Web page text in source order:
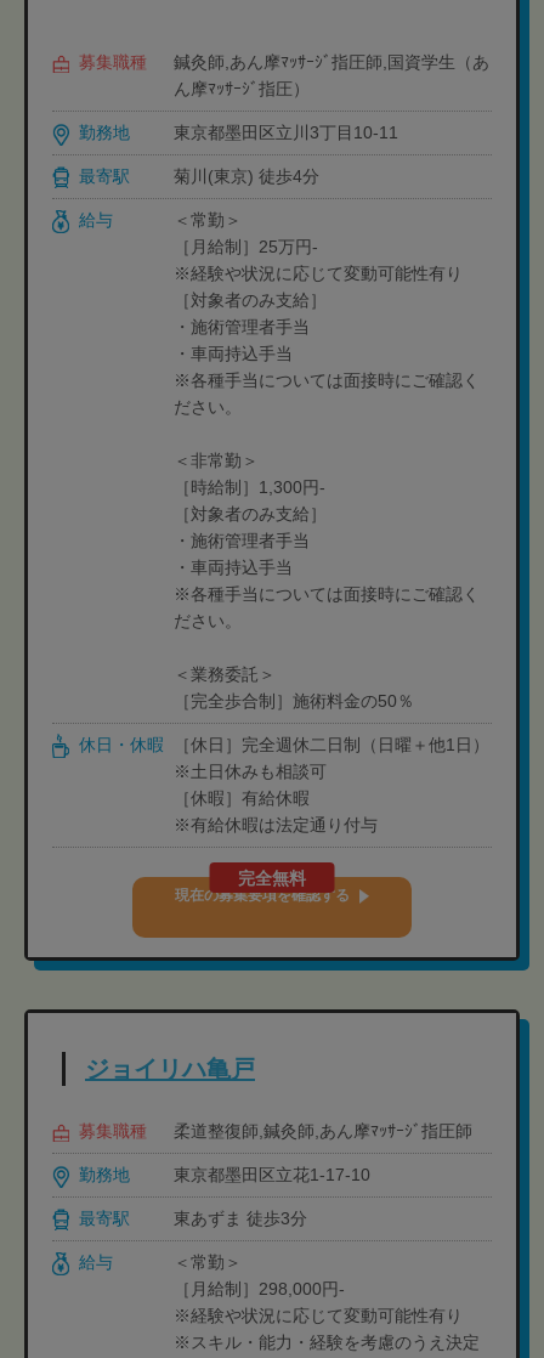
募集職種
鍼灸師,あん摩ﾏｯｻｰｼﾞ指圧師,国資学生（あ
ん摩ﾏｯｻｰｼﾞ指圧）
勤務地 東京都墨田区立川3丁目10-11
最寄駅 菊川(東京) 徒歩4分
給与
＜常勤＞
［月給制］25万円-
※経験や状況に応じて変動可能性有り
［対象者のみ支給］
・施術管理者手当
・車両持込手当
※各種手当については面接時にご確認く
ださい。
＜非常勤＞
［時給制］1,300円-
［対象者のみ支給］
・施術管理者手当
・車両持込手当
※各種手当については面接時にご確認く
ださい。
＜業務委託＞
［完全歩合制］施術料金の50％
休日・休暇
［休日］完全週休二日制（日曜＋他1日）
※土日休みも相談可
［休暇］有給休暇
※有給休暇は法定通り付与
完全無料
現在の募集要項を確認する
ジョイリハ亀戸
募集職種 柔道整復師,鍼灸師,あん摩ﾏｯｻｰｼﾞ指圧師
勤務地 東京都墨田区立花1-17-10
最寄駅 東あずま 徒歩3分
給与
＜常勤＞
［月給制］298,000円-
※経験や状況に応じて変動可能性有り
※スキル・能力・経験を考慮のうえ決定